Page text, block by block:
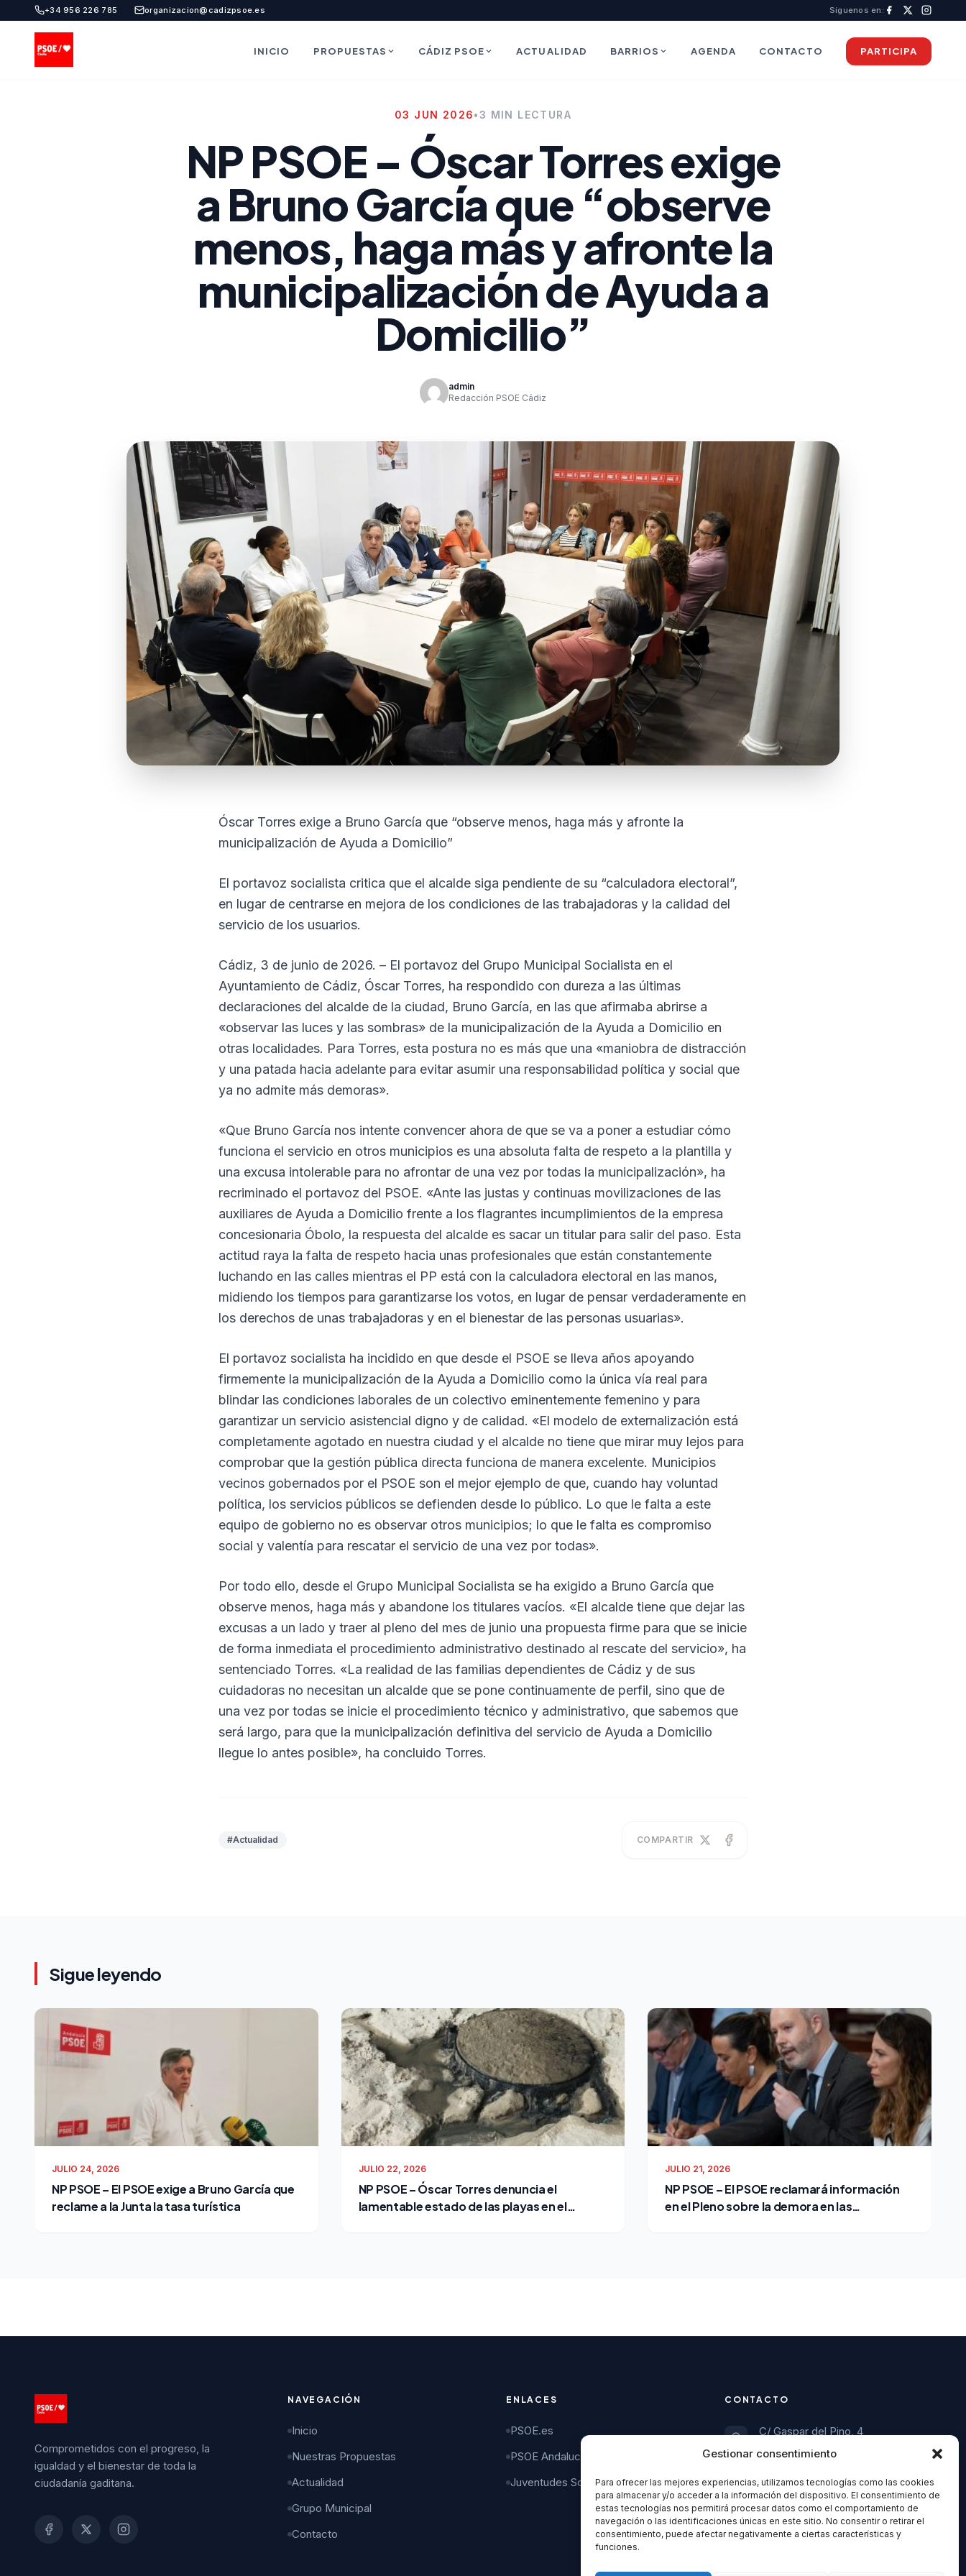
Gestionar consentimiento
Para ofrecer las mejores experiencias, utilizamos tecnologías como las cookies
para almacenar y/o acceder a la información del dispositivo. El consentimiento de
estas tecnologías nos permitirá procesar datos como el comportamiento de
navegación o las identificaciones únicas en este sitio. No consentir o retirar el
consentimiento, puede afectar negativamente a ciertas características y
funciones.
+34 956 226 785 organizacion@cadizpsoe.es Síguenos en:
INICIO PROPUESTAS CÁDIZ PSOE ACTUALIDAD BARRIOS AGENDA CONTACTO PARTICIPA
03 JUN 2026•3 MIN LECTURA
NP PSOE – Óscar Torres exige
a Bruno García que “observe
menos, haga más y afronte la
municipalización de Ayuda a
Domicilio”
admin
Redacción PSOE Cádiz
Óscar Torres exige a Bruno García que “observe menos, haga más y afronte la
municipalización de Ayuda a Domicilio”
El portavoz socialista critica que el alcalde siga pendiente de su “calculadora electoral”,
en lugar de centrarse en mejora de los condiciones de las trabajadoras y la calidad del
servicio de los usuarios.
Cádiz, 3 de junio de 2026. – El portavoz del Grupo Municipal Socialista en el
Ayuntamiento de Cádiz, Óscar Torres, ha respondido con dureza a las últimas
declaraciones del alcalde de la ciudad, Bruno García, en las que afirmaba abrirse a
«observar las luces y las sombras» de la municipalización de la Ayuda a Domicilio en
otras localidades. Para Torres, esta postura no es más que una «maniobra de distracción
y una patada hacia adelante para evitar asumir una responsabilidad política y social que
ya no admite más demoras».
«Que Bruno García nos intente convencer ahora de que se va a poner a estudiar cómo
funciona el servicio en otros municipios es una absoluta falta de respeto a la plantilla y
una excusa intolerable para no afrontar de una vez por todas la municipalización», ha
recriminado el portavoz del PSOE. «Ante las justas y continuas movilizaciones de las
auxiliares de Ayuda a Domicilio frente a los flagrantes incumplimientos de la empresa
concesionaria Óbolo, la respuesta del alcalde es sacar un titular para salir del paso. Esta
actitud raya la falta de respeto hacia unas profesionales que están constantemente
luchando en las calles mientras el PP está con la calculadora electoral en las manos,
midiendo los tiempos para garantizarse los votos, en lugar de pensar verdaderamente en
los derechos de unas trabajadoras y en el bienestar de las personas usuarias».
El portavoz socialista ha incidido en que desde el PSOE se lleva años apoyando
firmemente la municipalización de la Ayuda a Domicilio como la única vía real para
blindar las condiciones laborales de un colectivo eminentemente femenino y para
garantizar un servicio asistencial digno y de calidad. «El modelo de externalización está
completamente agotado en nuestra ciudad y el alcalde no tiene que mirar muy lejos para
comprobar que la gestión pública directa funciona de manera excelente. Municipios
vecinos gobernados por el PSOE son el mejor ejemplo de que, cuando hay voluntad
política, los servicios públicos se defienden desde lo público. Lo que le falta a este
equipo de gobierno no es observar otros municipios; lo que le falta es compromiso
social y valentía para rescatar el servicio de una vez por todas».
Por todo ello, desde el Grupo Municipal Socialista se ha exigido a Bruno García que
observe menos, haga más y abandone los titulares vacíos. «El alcalde tiene que dejar las
excusas a un lado y traer al pleno del mes de junio una propuesta firme para que se inicie
de forma inmediata el procedimiento administrativo destinado al rescate del servicio», ha
sentenciado Torres. «La realidad de las familias dependientes de Cádiz y de sus
cuidadoras no necesitan un alcalde que se pone continuamente de perfil, sino que de
una vez por todas se inicie el procedimiento técnico y administrativo, que sabemos que
será largo, para que la municipalización definitiva del servicio de Ayuda a Domicilio
llegue lo antes posible», ha concluido Torres.
#Actualidad COMPARTIR
Sigue leyendo
JULIO 24, 2026
NP PSOE – El PSOE exige a Bruno García que
reclame a la Junta la tasa turística
JULIO 22, 2026
NP PSOE – Óscar Torres denuncia el
lamentable estado de las playas en el
JULIO 21, 2026
NP PSOE – El PSOE reclamará información
en el Pleno sobre la demora en las
Comprometidos con el progreso, la
igualdad y el bienestar de toda la
ciudadanía gaditana.
NAVEGACIÓN
Inicio
Nuestras Propuestas
Actualidad
Grupo Municipal
Contacto
ENLACES
PSOE.es
PSOE Andalucía
Juventudes Socialistas
CONTACTO
C/ Gaspar del Pino, 4
11004 Cádiz
956 21 21 21
organizacion@cadizpsoe.es